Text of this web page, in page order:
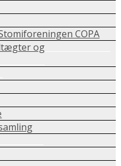
COPA
og